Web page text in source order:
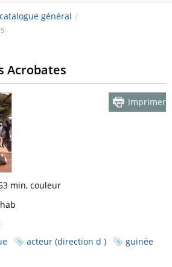
catalogue général /
Acrobates
Imprimer
min, couleur
acteur (direction d )
guinée